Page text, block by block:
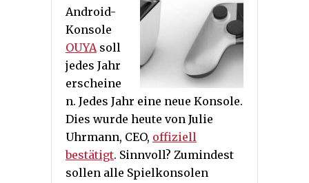
Android-
Konsole
OUYAsoll
jedes Jahr
erscheine
n. Jedes Jahr eine neue Konsole.
Dies wurde heute von Julie
Uhrmann, CEO, offiziell
bestätigt. Sinnvoll? Zumindest
sollen alle Spielkonsolen